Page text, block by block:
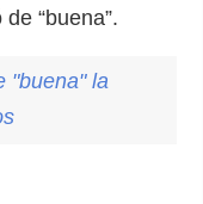
“buena”.
"buena" la